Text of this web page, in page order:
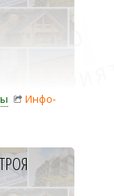
Инфо-